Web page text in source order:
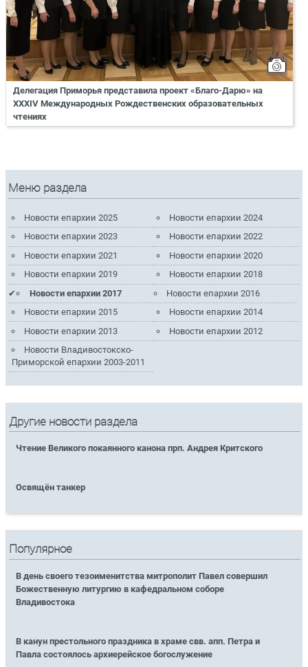
Делегация Приморья представила проект «Благо-Дарю» на
XXXIV Международных Рождественских образовательных
чтениях
Меню раздела
Новости епархии 2025
Новости епархии 2024
Новости епархии 2023
Новости епархии 2022
Новости епархии 2021
Новости епархии 2020
Новости епархии 2019
Новости епархии 2018
Новости епархии 2017
Новости епархии 2016
Новости епархии 2015
Новости епархии 2014
Новости епархии 2013
Новости епархии 2012
Новости Владивостокско-
Приморской епархии 2003-2011
Другие новости раздела
Чтение Великого покаянного канона прп. Андрея Критского
Освящён танкер
Популярное
В день своего тезоименитства митрополит Павел совершил
Божественную литургию в кафедральном соборе
Владивостока
В канун престольного праздника в храме свв. апп. Петра и
Павла состоялось архиерейское богослужение